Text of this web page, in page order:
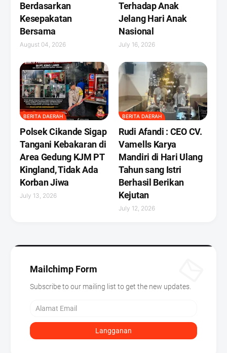
Berdasarkan
Kesepakatan
Bersama
August 04, 2026
Terhadap Anak
Jelang Hari Anak
Nasional
July 16, 2026
BERITA DAERAH
Polsek Cikande Sigap
Tangani Kebakaran di
Area Gedung KJM PT
Kingland, Tidak Ada
Korban Jiwa
July 13, 2026
BERITA DAERAH
Rudi Afandi : CEO CV.
Vamells Karya
Mandiri di Hari Ulang
Tahun sang Istri
Berhasil Berikan
Kejutan ‎
July 12, 2026
Mailchimp Form
Subscribe to our mailing list to get the new updates.